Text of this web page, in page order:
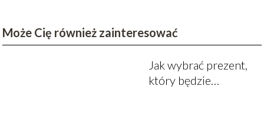
Może Cię również zainteresować
Jak wybrać prezent,
który będzie